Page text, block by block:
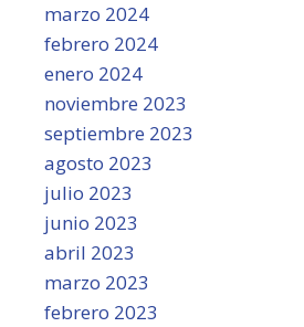
marzo 2024
febrero 2024
enero 2024
noviembre 2023
septiembre 2023
agosto 2023
julio 2023
junio 2023
abril 2023
marzo 2023
febrero 2023